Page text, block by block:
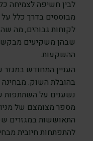
לבין חשיפה לצמיחה
מבוססים בדרך כלל על
לקוחות גבוהים, מה
שבהן משקיעים
ההשקעות.
העניין המחודש
בהובלת השוק. מבחינה
נשענים על השתתפות
מספר מצומצם של
התאוששות במגזרים
להתפתחות חיובית